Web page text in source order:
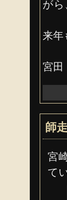
が
来
宮田
師
宮
て